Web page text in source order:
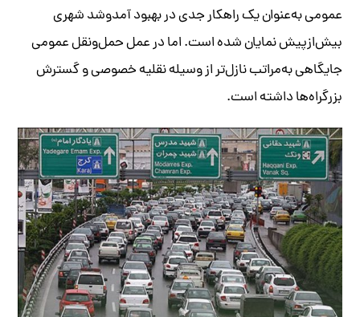
عمومی به‌عنوان یک راهکار جدی در بهبود آمدوشد شهری
بیش‌ازپیش نمایان شده است. اما در عمل حمل‌ونقل عمومی
جایگاهی به‌مراتب نازل‌تر از وسیله نقلیه خصوصی و گسترش
بزرگراه‌ها داشته است.